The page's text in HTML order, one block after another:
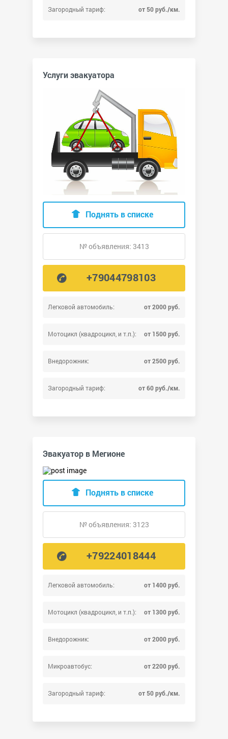
Загородный тариф: от 50 руб./км.
Услуги эвакуатора
Легковой автомобиль: от 2000 руб.
Мотоцикл (квадроцикл, и т.п.): от 1500 руб.
Внедорожник: от 2500 руб.
Загородный тариф: от 60 руб./км.
Поднять в списке
№ объявления: 3413
+79044798103
Эвакуатор в Мегионе
Легковой автомобиль: от 1400 руб.
Мотоцикл (квадроцикл, и т.п.): от 1300 руб.
Внедорожник: от 2000 руб.
Микроавтобус: от 2200 руб.
Загородный тариф: от 50 руб./км.
Поднять в списке
№ объявления: 3123
+79224018444